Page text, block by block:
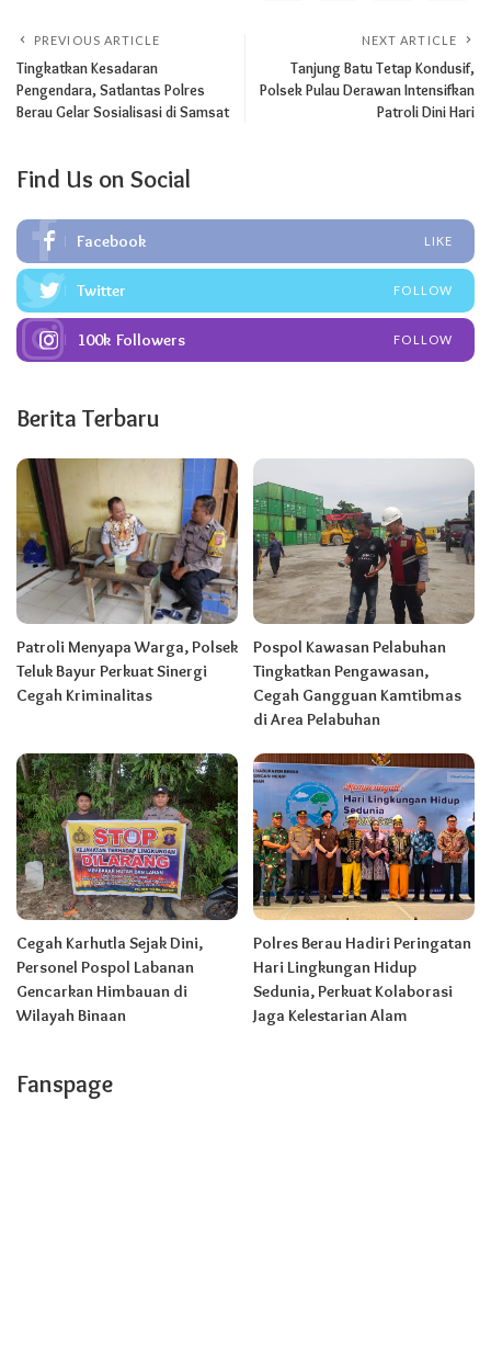
PREVIOUS ARTICLE
Tingkatkan Kesadaran
Pengendara, Satlantas Polres
Berau Gelar Sosialisasi di Samsat
NEXT ARTICLE
Tanjung Batu Tetap Kondusif,
Polsek Pulau Derawan Intensifkan
Patroli Dini Hari
Find Us on Social
Facebook LIKE
Twitter FOLLOW
100k Followers FOLLOW
Berita Terbaru
Patroli Menyapa Warga, Polsek
Teluk Bayur Perkuat Sinergi
Cegah Kriminalitas
Pospol Kawasan Pelabuhan
Tingkatkan Pengawasan,
Cegah Gangguan Kamtibmas
di Area Pelabuhan
Cegah Karhutla Sejak Dini,
Personel Pospol Labanan
Gencarkan Himbauan di
Wilayah Binaan
Polres Berau Hadiri Peringatan
Hari Lingkungan Hidup
Sedunia, Perkuat Kolaborasi
Jaga Kelestarian Alam
Fanspage